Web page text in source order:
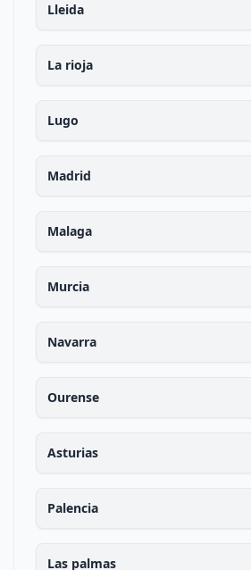
Lleida
La rioja
Lugo
Madrid
Malaga
Murcia
Navarra
Ourense
Asturias
Palencia
Las palmas